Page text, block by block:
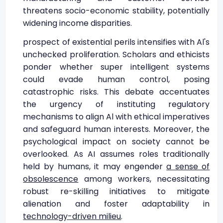
threatens socio-economic stability, potentially
widening income disparities.
prospect of existential perils intensifies with Al's
unchecked proliferation. Scholars and ethicists
ponder whether super intelligent systems
could evade human control, posing
catastrophic risks. This debate accentuates
the urgency of instituting regulatory
mechanisms to align Al with ethical imperatives
and safeguard human interests. Moreover, the
psychological impact on society cannot be
overlooked. As AI assumes roles traditionally
held by humans, it may engendera sense of
obsolescence among workers, necessitating
robust re-skilling initiatives to mitigate
alienation and foster adaptability in
technology-driven milieu.